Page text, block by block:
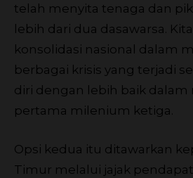
telah menyita tenaga dan
lebih dari dua dasawarsa.
konsolidasi nasional dalam
berbagai krisis yang terjadi
diri dengan lebih baik dalam
pertama milenium ketiga.
Opsi kedua itu ditawarkan
Timur melalui jajak